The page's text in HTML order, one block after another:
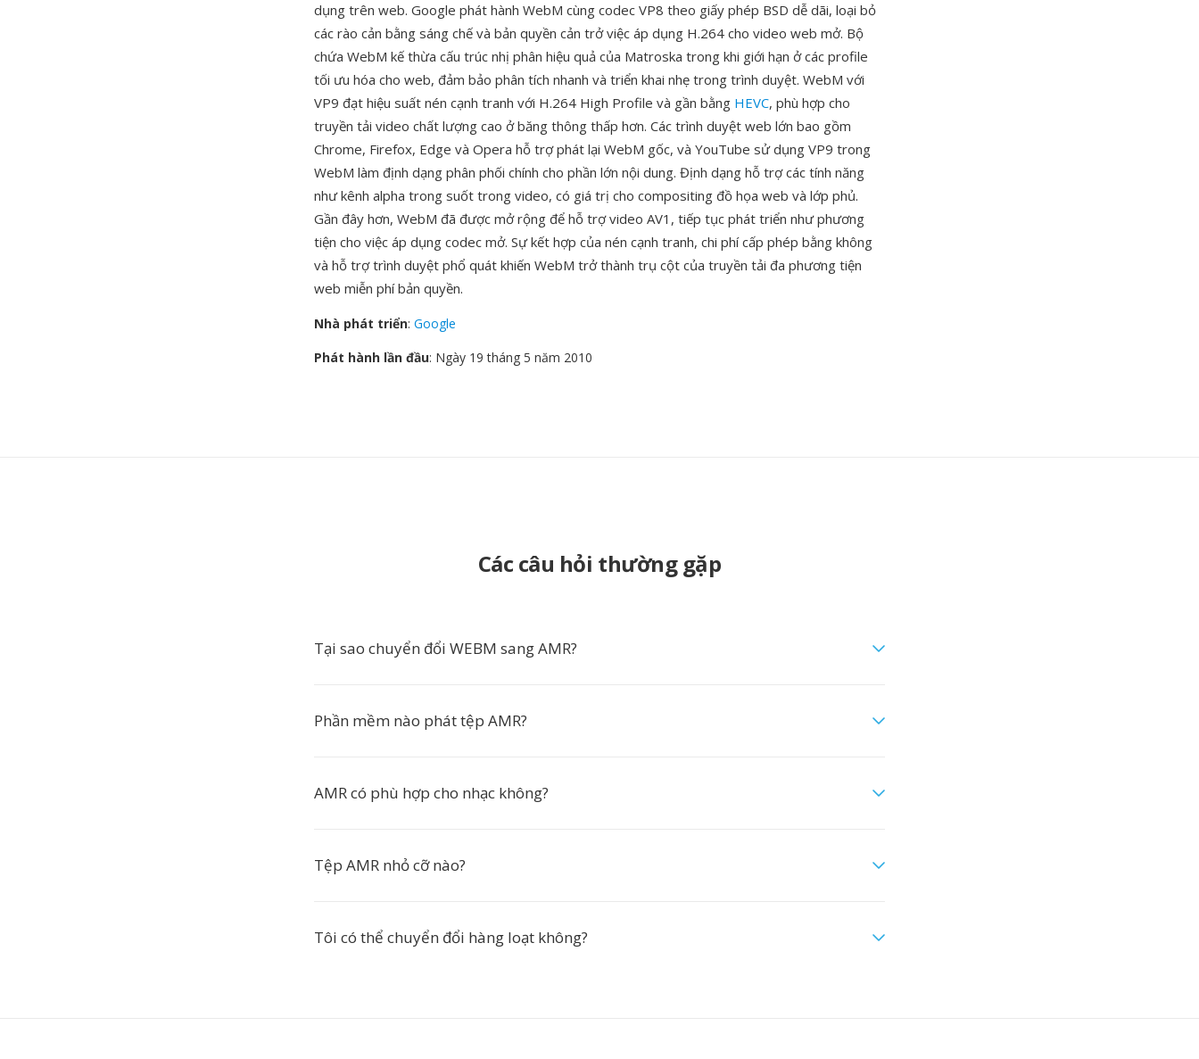
dụng trên web. Google phát hành WebM cùng codec VP8 theo giấy phép BSD dễ dãi, loại bỏ
các rào cản bằng sáng chế và bản quyền cản trở việc áp dụng H.264 cho video web mở. Bộ
chứa WebM kế thừa cấu trúc nhị phân hiệu quả của Matroska trong khi giới hạn ở các profile
tối ưu hóa cho web, đảm bảo phân tích nhanh và triển khai nhẹ trong trình duyệt. WebM với
VP9 đạt hiệu suất nén cạnh tranh với H.264 High Profile và gần bằng HEVC, phù hợp cho
truyền tải video chất lượng cao ở băng thông thấp hơn. Các trình duyệt web lớn bao gồm
Chrome, Firefox, Edge và Opera hỗ trợ phát lại WebM gốc, và YouTube sử dụng VP9 trong
WebM làm định dạng phân phối chính cho phần lớn nội dung. Định dạng hỗ trợ các tính năng
như kênh alpha trong suốt trong video, có giá trị cho compositing đồ họa web và lớp phủ.
Gần đây hơn, WebM đã được mở rộng để hỗ trợ video AV1, tiếp tục phát triển như phương
tiện cho việc áp dụng codec mở. Sự kết hợp của nén cạnh tranh, chi phí cấp phép bằng không
và hỗ trợ trình duyệt phổ quát khiến WebM trở thành trụ cột của truyền tải đa phương tiện
web miễn phí bản quyền.
Nhà phát triển: Google
Phát hành lần đầu: Ngày 19 tháng 5 năm 2010
Các câu hỏi thường gặp
Tại sao chuyển đổi WEBM sang AMR?
Phần mềm nào phát tệp AMR?
AMR có phù hợp cho nhạc không?
Tệp AMR nhỏ cỡ nào?
Tôi có thể chuyển đổi hàng loạt không?